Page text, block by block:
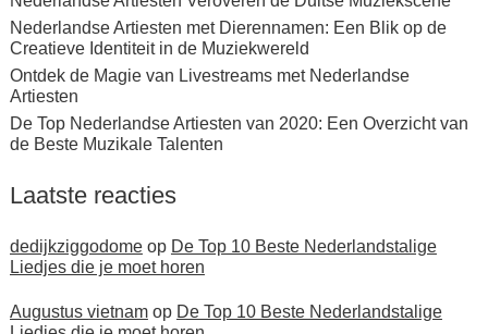
Nederlandse Artiesten met Dierennamen: Een Blik op de
Creatieve Identiteit in de Muziekwereld
Ontdek de Magie van Livestreams met Nederlandse
Artiesten
De Top Nederlandse Artiesten van 2020: Een Overzicht van
de Beste Muzikale Talenten
Laatste reacties
dedijkziggodomeop De Top 10 Beste Nederlandstalige
Liedjes die je moet horen
Augustus vietnamop De Top 10 Beste Nederlandstalige